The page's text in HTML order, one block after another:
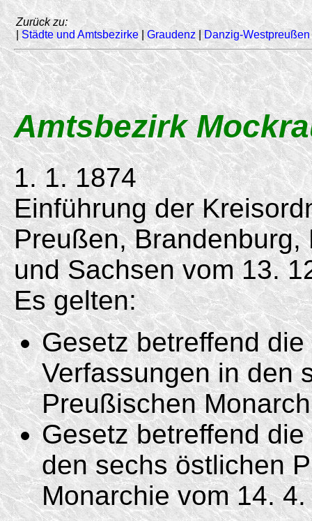
Zurück zu:
| Städte und Amtsbezirke|Graudenz |Danzig-Westpreußen
Amtsbezirk
1. 1. 1874
Einführung der
Preußen,
und Sachsen vom13.
Es gelten:
Gesetz betreffend
Verfassungen in den
Preußischen
Gesetz betreffend
den sechs östlichen
Monarchie vom14.